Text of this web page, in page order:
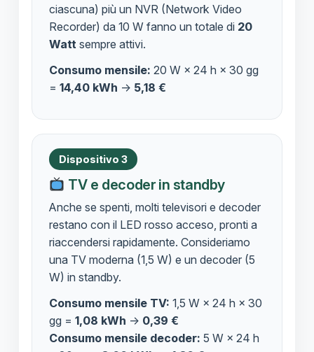
ciascuna) più un NVR (Network Video
Recorder) da 10 W fanno un totale di 20
Watt sempre attivi.
Consumo mensile: 20 W × 24 h × 30 gg
= 14,40 kWh → 5,18 €
Dispositivo 3
TV e decoder in standby
Anche se spenti, molti televisori e decoder
restano con il LED rosso acceso, pronti a
riaccendersi rapidamente. Consideriamo
una TV moderna (1,5 W) e un decoder (5
W) in standby.
Consumo mensile TV: 1,5 W × 24 h × 30
gg = 1,08 kWh → 0,39 €
Consumo mensile decoder: 5 W × 24 h